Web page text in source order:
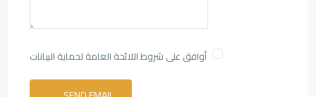
أوافق على شروط اللائحة العامة لحماية البيانات